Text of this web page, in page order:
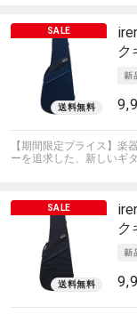
ク
【期間限定プライス】楽
ーを追求した、新しいギ
ク